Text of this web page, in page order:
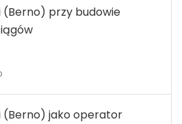
(Berno) przy budowie
(Berno) jako operator